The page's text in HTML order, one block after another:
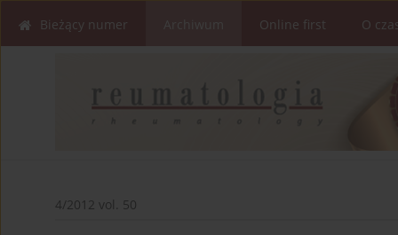
Bieżący numer Online first O
4/2012 vol. 50